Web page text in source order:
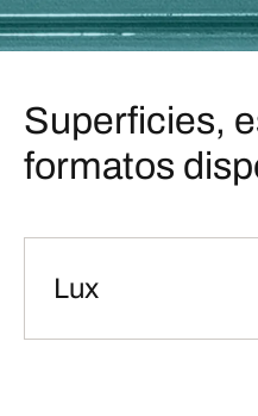
Superficies,
formatos
Lux